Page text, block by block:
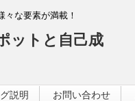
な要素が満載！
ットと自己成
説明 お問い合わせ